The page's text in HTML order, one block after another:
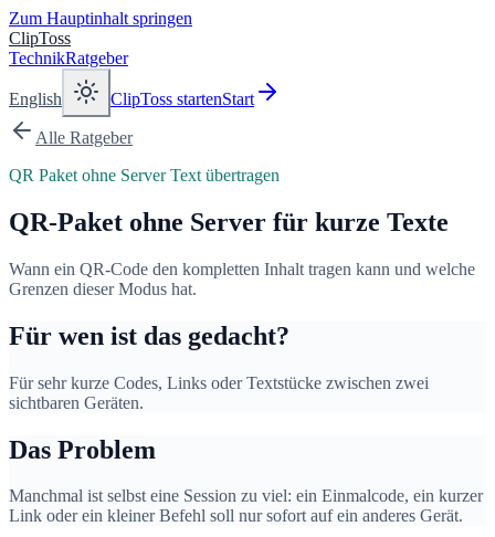
Zum Hauptinhalt springen
ClipToss
TechnikRatgeber
English ClipToss startenStart
Alle Ratgeber
QR Paket ohne Server Text übertragen
QR-Paket ohne Server für kurze Texte
Wann ein QR-Code den kompletten Inhalt tragen kann und welche
Grenzen dieser Modus hat.
Für wen ist das gedacht?
Für sehr kurze Codes, Links oder Textstücke zwischen zwei
sichtbaren Geräten.
Das Problem
Manchmal ist selbst eine Session zu viel: ein Einmalcode, ein kurzer
Link oder ein kleiner Befehl soll nur sofort auf ein anderes Gerät.